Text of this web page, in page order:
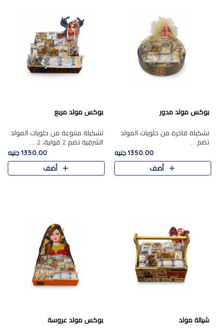
بوكس مولد مدور
تشكيلة فاخرة من حلويات المولد
تضم ....
1350.00 جنيه
أضف
بوكس مولد مربع
تشكيلة متنوعة من حلويات المولد
الشرقية تضم 2 فولية، 2.....
1350.00 جنيه
أضف
شيالة مولد بوكس مولد عروسة